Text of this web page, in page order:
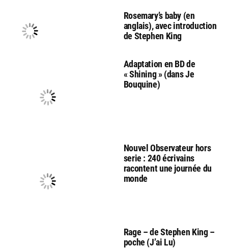
Rosemary’s baby (en
anglais), avec introduction
de Stephen King
Adaptation en BD de
« Shining » (dans Je
Bouquine)
Nouvel Observateur hors
serie : 240 écrivains
racontent une journée du
monde
Rage – de Stephen King –
poche (J’ai Lu)